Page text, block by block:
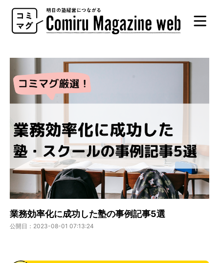
Comiru
Magazine
業務効率化に成功した塾の事例記事5選
公開日：2023-08-01 07:13:24